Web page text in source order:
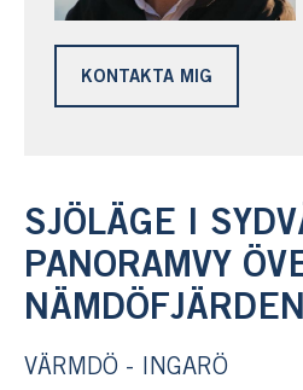
SJÖLÄGE I
PANORAMVY
NÄMDÖFJÄRDEN
VÄRMDÖ - INGARÖ
KONTAKTA MIG